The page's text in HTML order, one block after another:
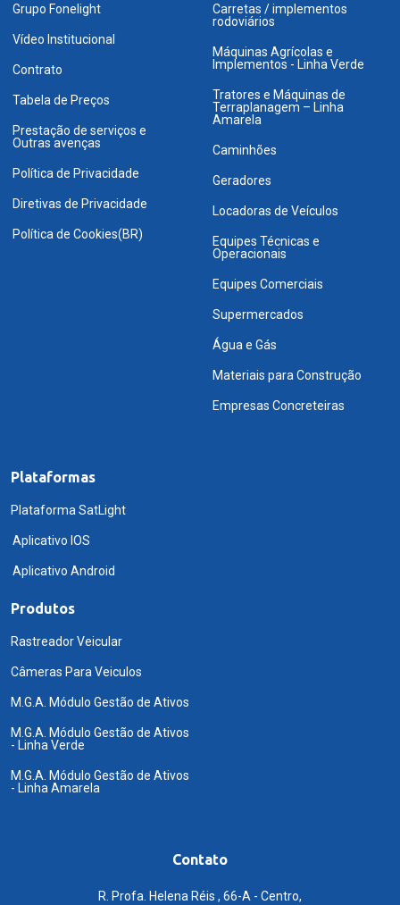
Grupo Fonelight
Vídeo Institucional
Contrato
Tabela de Preços
Prestação de serviços e
Outras avenças
Política de Privacidade
Diretivas de Privacidade
Política de Cookies(BR)
Carretas / implementos
rodoviários
Máquinas Agrícolas e
Implementos - Linha Verde
Tratores e Máquinas de
Terraplanagem – Linha
Amarela
Caminhões
Geradores
Locadoras de Veículos
Equipes Técnicas e
Operacionais
Equipes Comerciais
Supermercados
Água e Gás
Materiais para Construção
Empresas Concreteiras
Plataformas
Plataforma SatLight
Aplicativo IOS
Aplicativo Android
Produtos
Rastreador Veicular
Câmeras Para Veiculos
M.G.A. Módulo Gestão de Ativos
M.G.A. Módulo Gestão de Ativos
- Linha Verde
M.G.A. Módulo Gestão de Ativos
- Linha Amarela
Contato
R. Profa. Helena Réis , 66-A - Centro,